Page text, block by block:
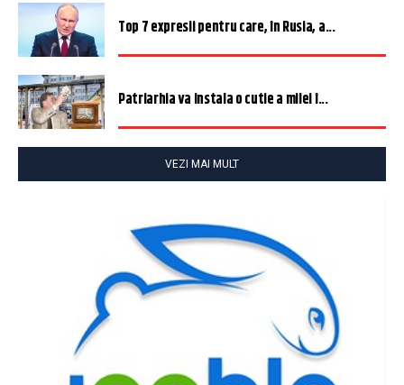
Top 7 expresii pentru care, în Rusia, a...
Patriarhia va instala o cutie a milei î...
VEZI MAI MULT